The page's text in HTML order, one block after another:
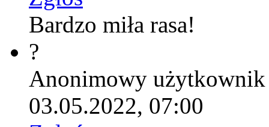
Bardzo miła rasa!
?
Anonimowy użytkownik
03.05.2022, 07:00